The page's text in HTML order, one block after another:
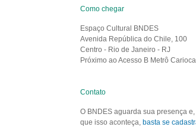
Como chegar
Espaço Cultural BNDES
Avenida República do Chile, 100
Centro - Rio de Janeiro - RJ
Próximo ao Acesso B Metrô Carioca
Contato
O BNDES aguarda sua presença
que isso aconteça, basta se